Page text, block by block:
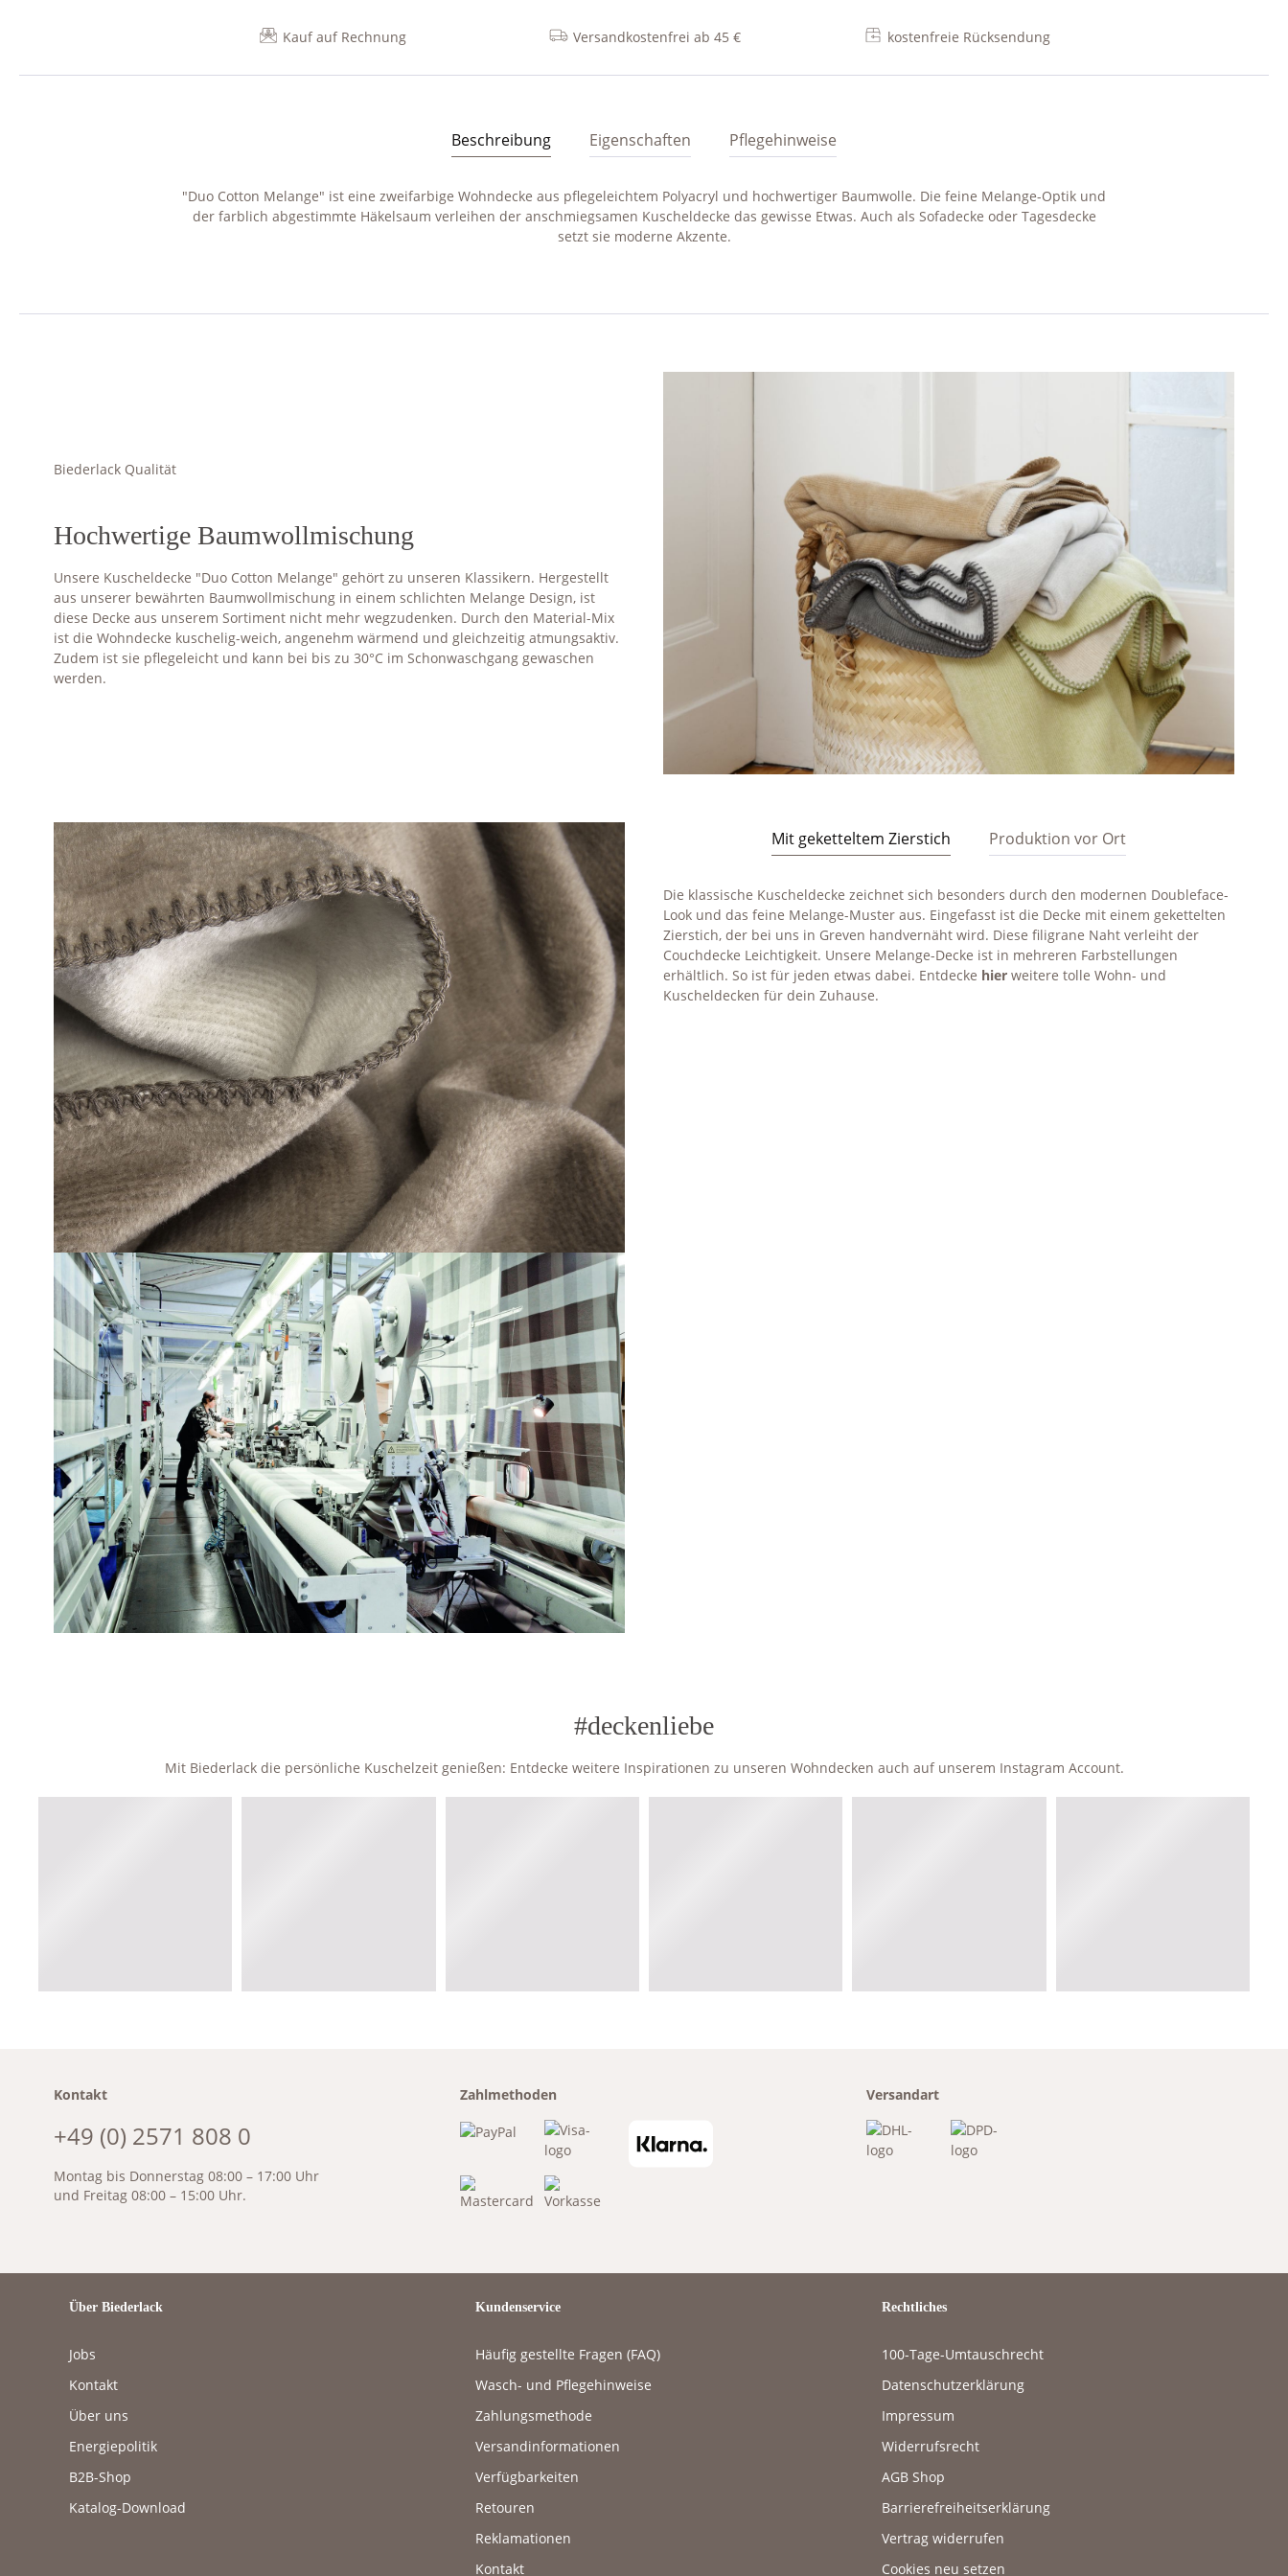
Kauf auf Rechnung Versandkostenfrei ab 45 € kostenfreie Rücksendung
Beschreibung Eigenschaften Pflegehinweise
"Duo Cotton Melange" ist eine zweifarbige Wohndecke aus pflegeleichtem Polyacryl und hochwertiger Baumwolle. Die feine Melange-Optik und
der farblich abgestimmte Häkelsaum verleihen der anschmiegsamen Kuscheldecke das gewisse Etwas. Auch als Sofadecke oder Tagesdecke
setzt sie moderne Akzente.
Biederlack Qualität
Hochwertige Baumwollmischung
Unsere Kuscheldecke "Duo Cotton Melange" gehört zu unseren Klassikern. Hergestellt
aus unserer bewährten Baumwollmischung in einem schlichten Melange Design, ist
diese Decke aus unserem Sortiment nicht mehr wegzudenken. Durch den Material-Mix
ist die Wohndecke kuschelig-weich, angenehm wärmend und gleichzeitig atmungsaktiv.
Zudem ist sie pflegeleicht und kann bei bis zu 30°C im Schonwaschgang gewaschen
werden.
Mit geketteltem Zierstich Produktion vor Ort
Die klassische Kuscheldecke zeichnet sich besonders durch den modernen Doubleface-
Look und das feine Melange-Muster aus. Eingefasst ist die Decke mit einem gekettelten
Zierstich, der bei uns in Greven handvernäht wird. Diese filigrane Naht verleiht der
Couchdecke Leichtigkeit. Unsere Melange-Decke ist in mehreren Farbstellungen
erhältlich. So ist für jeden etwas dabei. Entdecke hier weitere tolle Wohn- und
Kuscheldecken für dein Zuhause.
#deckenliebe
Mit Biederlack die persönliche Kuschelzeit genießen: Entdecke weitere Inspirationen zu unseren Wohndecken auch auf unserem Instagram Account.
Kontakt
+49 (0) 2571 808 0
Montag bis Donnerstag 08:00 – 17:00 Uhr
und Freitag 08:00 – 15:00 Uhr.
Zahlmethoden Versandart
Über Biederlack
Jobs
Kontakt
Über uns
Energiepolitik
B2B-Shop
Katalog-Download
Kundenservice
Häufig gestellte Fragen (FAQ)
Wasch- und Pflegehinweise
Zahlungsmethode
Versandinformationen
Verfügbarkeiten
Retouren
Reklamationen
Kontakt
Rechtliches
100-Tage-Umtauschrecht
Datenschutzerklärung
Impressum
Widerrufsrecht
AGB Shop
Barrierefreiheitserklärung
Vertrag widerrufen
Cookies neu setzen